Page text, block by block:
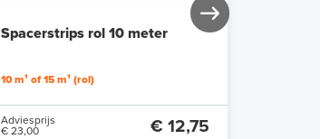
Spacerstrips rol 10 meter
10 m¹ of 15 m¹ (rol)
Adviesprijs
€ 23,00
€ 12,75